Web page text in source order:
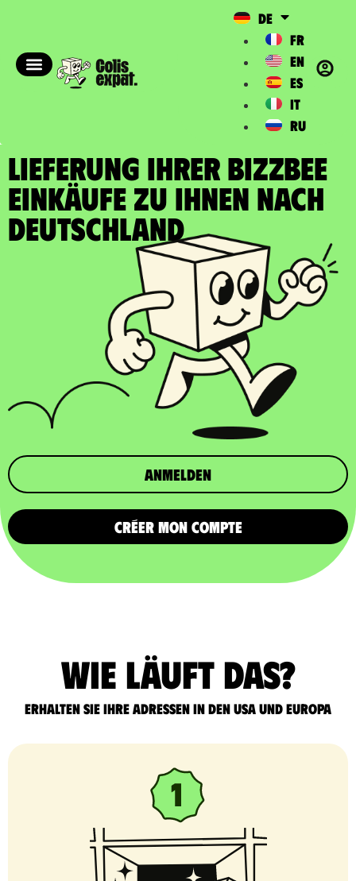
DE
FR
EN
ES
IT
RU
LIEFERUNG IHRER BIZZBEE
EINKÄUFE zu Ihnen nach
Deutschland
Anmelden
CRÉER MON COMPTE
Wie läuft das?
Erhalten Sie Ihre Adressen in den USA und Europa